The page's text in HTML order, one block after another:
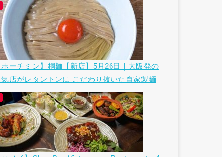
ホーチミン】桐麺【新店】5月26日｜大阪発の
気店がレタントンに こだわり抜いた自家製麺